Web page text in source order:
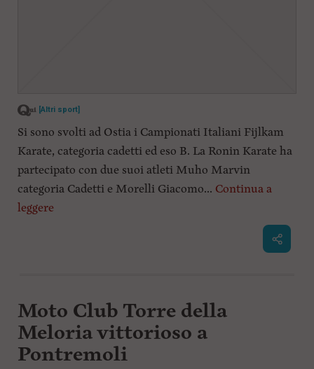
[Altri sport]
Si sono svolti ad Ostia i Campionati Italiani Fijlkam
Karate, categoria cadetti ed eso B. La Ronin Karate ha
partecipato con due suoi atleti Muho Marvin
categoria Cadetti e Morelli Giacomo... Continua a
leggere
Moto Club Torre della
Meloria vittorioso a
Pontremoli